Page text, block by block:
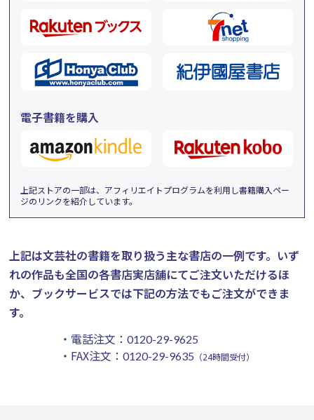
電子書籍を購入
上記ストアの一部は、アフィリエイトプログラムを利用し書籍購入ペー
ジのリンクを紹介しています。
上記は文芸社の書籍を取り扱う主な書店の一例です。 いず
れの作品も全国の各書店実店舗にてご注文いただけるほ
か、ブックサービスでは下記の方法でもご注文ができま
す。
・電話注文： 0120-29-9625
・FAX注文： 0120-29-9635 （24時間受付）